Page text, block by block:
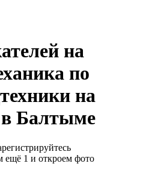
на
по
на
Балтыме
ещё 1 и откроем фото